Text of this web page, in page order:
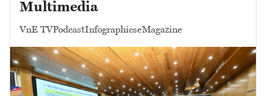
Multimedia
VnE TVPodcastInfographicseMagazine